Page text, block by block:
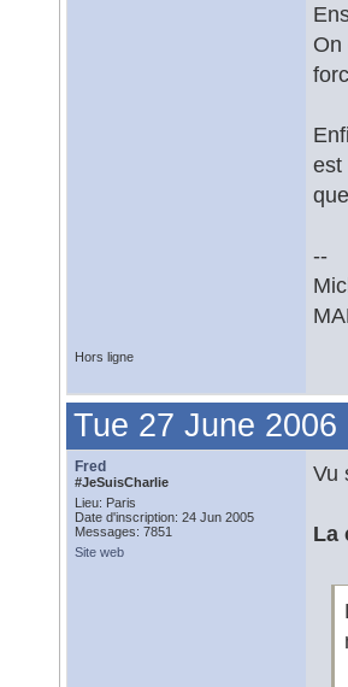
On
est
--
Hors ligne
Tue 27 June 2006
Fred
#JeSuisCharlie
Lieu: Paris
Date d'inscription: 24 Jun 2005
Messages: 7851
Site web
Vu
La